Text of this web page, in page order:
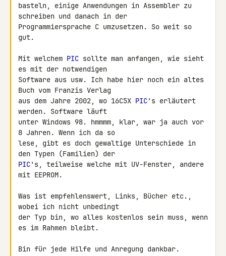
basteln, einige Anwendungen in Assembler zu
schreiben und danach in der
Programmiersprache C umzusetzen. So weit so
gut.
Mit welchem PIC sollte man anfangen, wie sieht
es mit der notwendigen
Software aus usw. Ich habe hier noch ein altes
Buch vom Franzis Verlag
aus dem Jahre 2002, wo 16C5X PIC's erläutert
werden. Software läuft
unter Windows 98. hmmmm, klar, war ja auch vor
8 Jahren. Wenn ich da so
lese, gibt es doch gewaltige Unterschiede in
PIC's, teilweise welche mit UV-Fenster, andere
mit EEPROM.
Was ist empfehlenswert, Links, Bücher etc.,
wobei ich nicht unbedingt
der Typ bin, wo alles kostenlos sein muss, wenn
es im Rahmen bleibt.
Bin für jede Hilfe und Anregung dankbar.